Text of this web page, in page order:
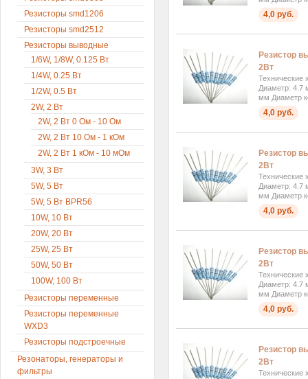
4,0 руб.
Резистор
2Вт
Технические
Диаметр: 4.7
мм Диаметр
4,0 руб.
Резистор
2Вт
Технические
Диаметр: 4.7
мм Диаметр
4,0 руб.
Резистор
2Вт
Технические
Диаметр: 4.7
мм Диаметр
4,0 руб.
Резистор
2Вт
Технические
Резисторы smd1206
Резисторы smd2512
Резисторы выводные
1/6W, 1/8W, 0.125 Вт
1/4W, 0.25 Вт
1/2W, 0.5 Вт
2W, 2 Вт
2W, 2 Вт 0 Ом - 10 Ом
2W, 2 Вт 10 Ом - 1 кОм
2W, 2 Вт 1 кОм - 10 мОм
3W, 3 Вт
5W, 5 Вт
5W, 5 Вт BPR56
10W, 10 Вт
20W, 20 Вт
25W, 25 Вт
50W, 50 Вт
100W, 100 Вт
Резисторы переменные
Резисторы переменные
WXD3
Резисторы подстроечные
Резонаторы, генераторы и
фильтры